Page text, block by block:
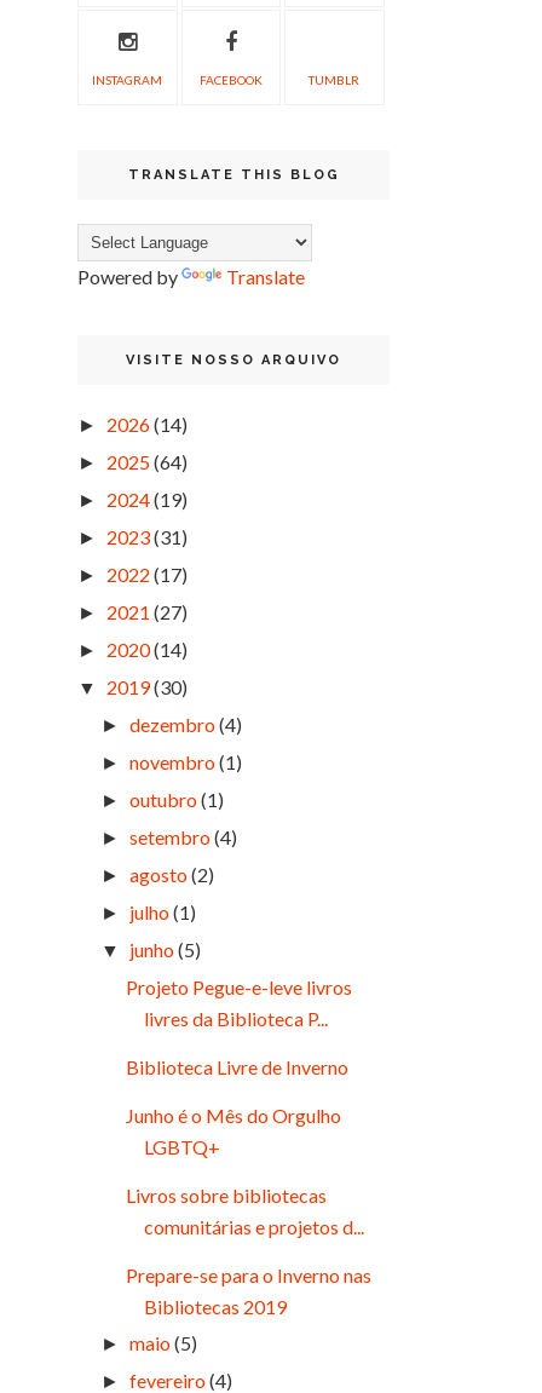
INSTAGRAM FACEBOOK TUMBLR
TRANSLATE THIS BLOG
Powered by Translate
VISITE NOSSO ARQUIVO
► 2026(14)
► 2025(64)
► 2024(19)
► 2023(31)
► 2022 (17)
► 2021 (27)
► 2020(14)
▼ 2019(30)
►dezembro(4)
►novembro(1)
►outubro(1)
►setembro(4)
►agosto(2)
► julho(1)
▼ junho(5)
Projeto Pegue-e-leve livros
livres da Biblioteca P...
Biblioteca Livre de Inverno
Junho é o Mês do Orgulho
LGBTQ+
Livros sobre bibliotecas
comunitárias e projetos d...
Prepare-se para o Inverno nas
Bibliotecas 2019
►maio(5)
►fevereiro(4)